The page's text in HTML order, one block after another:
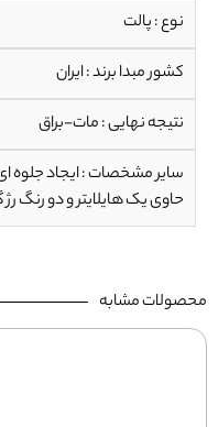
سایر مشخصات : ایجاد جلوه
حاوی یک هایلایتر و دو رنگ
نتیجه نهایی : مات-براق
کشور مبدا برند : ایران
نوع : پالت
محصولات مشابه